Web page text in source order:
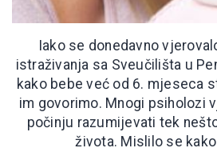
Iako se donedavno
istraživanja sa Sveučilišta u
kako bebe već od 6. mjeseca
im govorimo. Mnogi psiholozi
počinju razumijevati tek
života. Mislilo se